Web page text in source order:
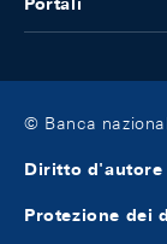
© Banca
Diritto d'autore
Protezione dei